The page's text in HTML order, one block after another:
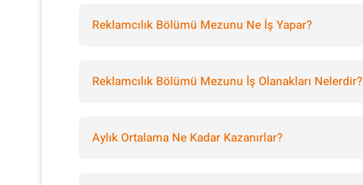
Reklamcılık Bölümü Mezunu Ne İş Yapar?
Reklamcılık Bölümü Mezunu İş Olanakları Nelerdir?
Aylık Ortalama Ne Kadar Kazanırlar?